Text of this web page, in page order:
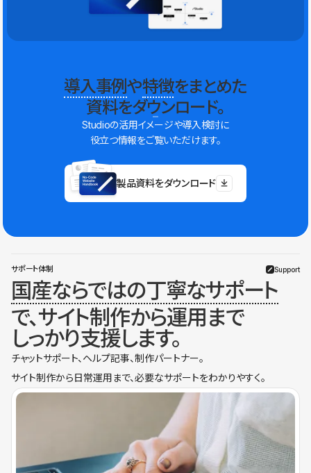
導入事例や特徴をまとめた
資料をダウンロード。
Studioの活用イメージや導入検討に
役立つ情報をご覧いただけます。
製品資料をダウンロード
サポート体制 Support
国産ならではの丁寧なサポート
で、サイト制作から運用まで
しっかり支援します。
チャットサポート、ヘルプ記事、制作パートナー。
サイト制作から日常運用まで、必要なサポートをわかりやすく。